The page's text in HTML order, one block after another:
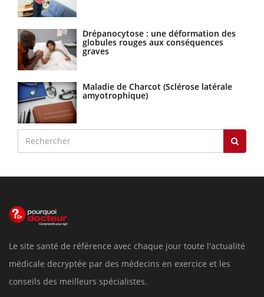
Drépanocytose : une déformation des
globules rouges aux conséquences
graves
Maladie de Charcot (Sclérose latérale
amyotrophique)
Le site santé de référence avec chaque jour toute l'actualité
médicale decryptée par des médecins en exercice et les
conseils des meilleurs spécialistes.